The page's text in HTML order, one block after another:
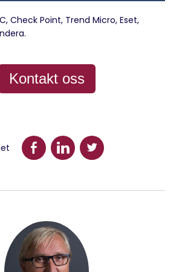
Check Point, Trend Micro, Eset,
Kontakt oss